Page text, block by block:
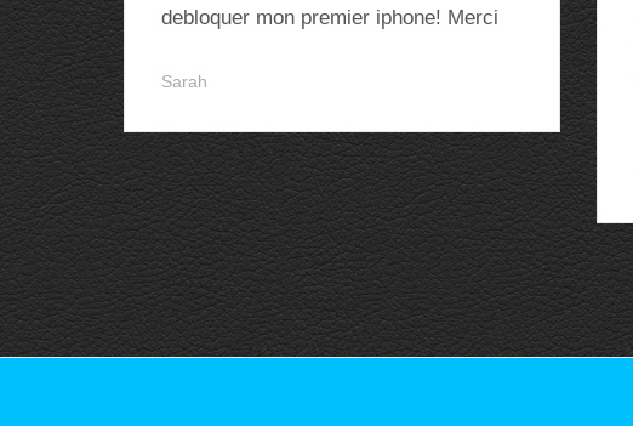
debloquer mon premier iphone! Merci
Sarah